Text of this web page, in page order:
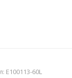
E100113-60L